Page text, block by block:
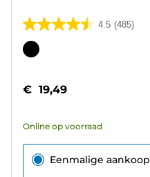
4.5 (485)
4.5
van
sterren.
beoordelingen
Kleurencartridge
€ 19,49
Online op voorraad
Eenmalige aankoop